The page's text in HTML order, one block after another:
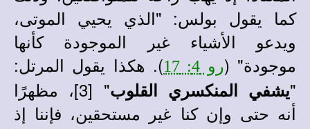
كما يقول بولس: "الذي يحيي الموتى،
ويدعو الأشياء غير الموجودة كأنها
موجودة" (رو 4: 17
). هكذا يقول المرتل:
"يشفي المنكسري القلوب
" [3]، مظهرًا
أنه حتى وإن كنا غير مستحقين، فإننا إذ